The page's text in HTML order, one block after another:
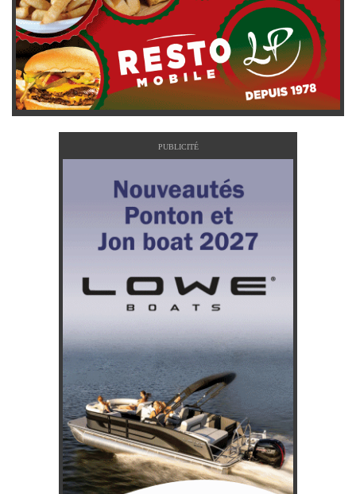
PUBLICITÉ